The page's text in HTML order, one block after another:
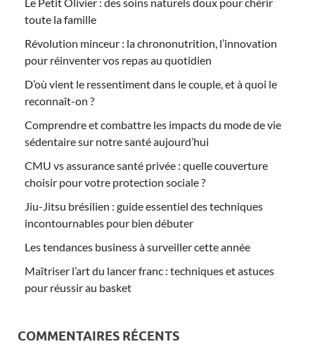
toute la famille
Révolution minceur : la chrononutrition, l’innovation
pour réinventer vos repas au quotidien
D’où vient le ressentiment dans le couple, et à quoi le
reconnaît-on ?
Comprendre et combattre les impacts du mode de vie
sédentaire sur notre santé aujourd’hui
CMU vs assurance santé privée : quelle couverture
choisir pour votre protection sociale ?
Jiu-Jitsu brésilien : guide essentiel des techniques
incontournables pour bien débuter
Les tendances business à surveiller cette année
Maîtriser l’art du lancer franc : techniques et astuces
pour réussir au basket
COMMENTAIRES RÉCENTS